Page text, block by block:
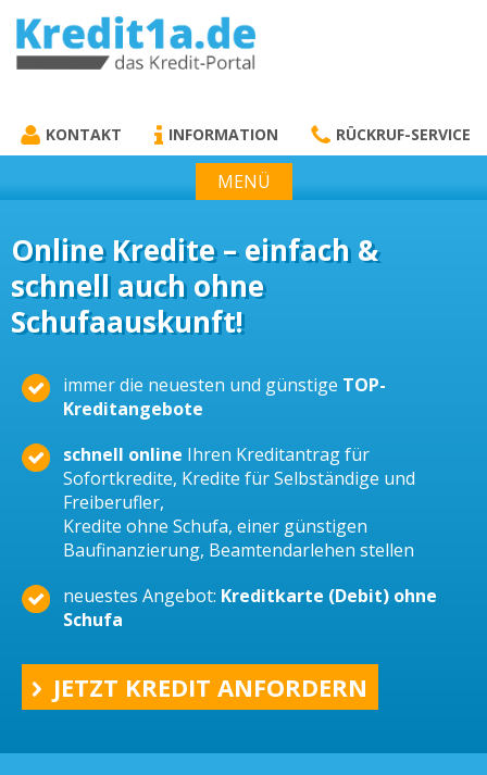
KREDIT1A.DE
KONTAKT INFORMATION RÜCKRUF-SERVICE
MENÜ
Online Kredite – einfach &
schnell auch ohne
Schufaauskunft!
immer die neuesten und günstige TOP-
Kreditangebote
schnell online Ihren Kreditantrag für
Sofortkredite, Kredite für Selbständige und
Freiberufler,
Kredite ohne Schufa, einer günstigen
Baufinanzierung, Beamtendarlehen stellen
neuestes Angebot: Kreditkarte (Debit) ohne
Schufa
JETZT KREDIT ANFORDERN